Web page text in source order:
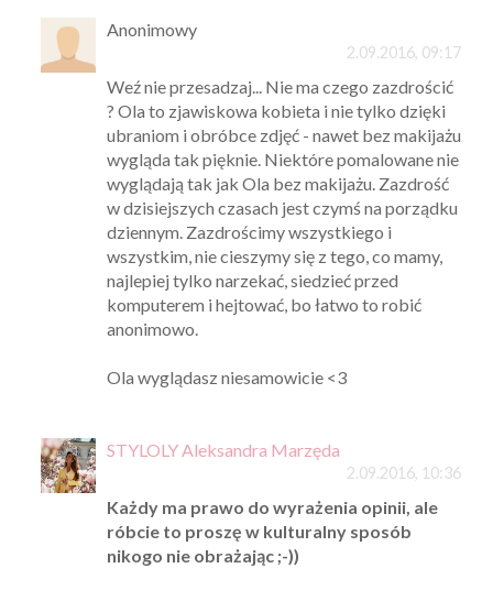
Anonimowy
2.09.2016, 09:17
Weź nie przesadzaj... Nie ma czego zazdrościć
? Ola to zjawiskowa kobieta i nie tylko dzięki
ubraniom i obróbce zdjęć - nawet bez makijażu
wygląda tak pięknie. Niektóre pomalowane nie
wyglądają tak jak Ola bez makijażu. Zazdrość
w dzisiejszych czasach jest czymś na porządku
dziennym. Zazdrościmy wszystkiego i
wszystkim, nie cieszymy się z tego, co mamy,
najlepiej tylko narzekać, siedzieć przed
komputerem i hejtować, bo łatwo to robić
anonimowo.
Ola wyglądasz niesamowicie <3
STYLOLY Aleksandra Marzęda
2.09.2016, 10:36
Każdy ma prawo do wyrażenia opinii, ale
róbcie to proszę w kulturalny sposób
nikogo nie obrażając ;-))